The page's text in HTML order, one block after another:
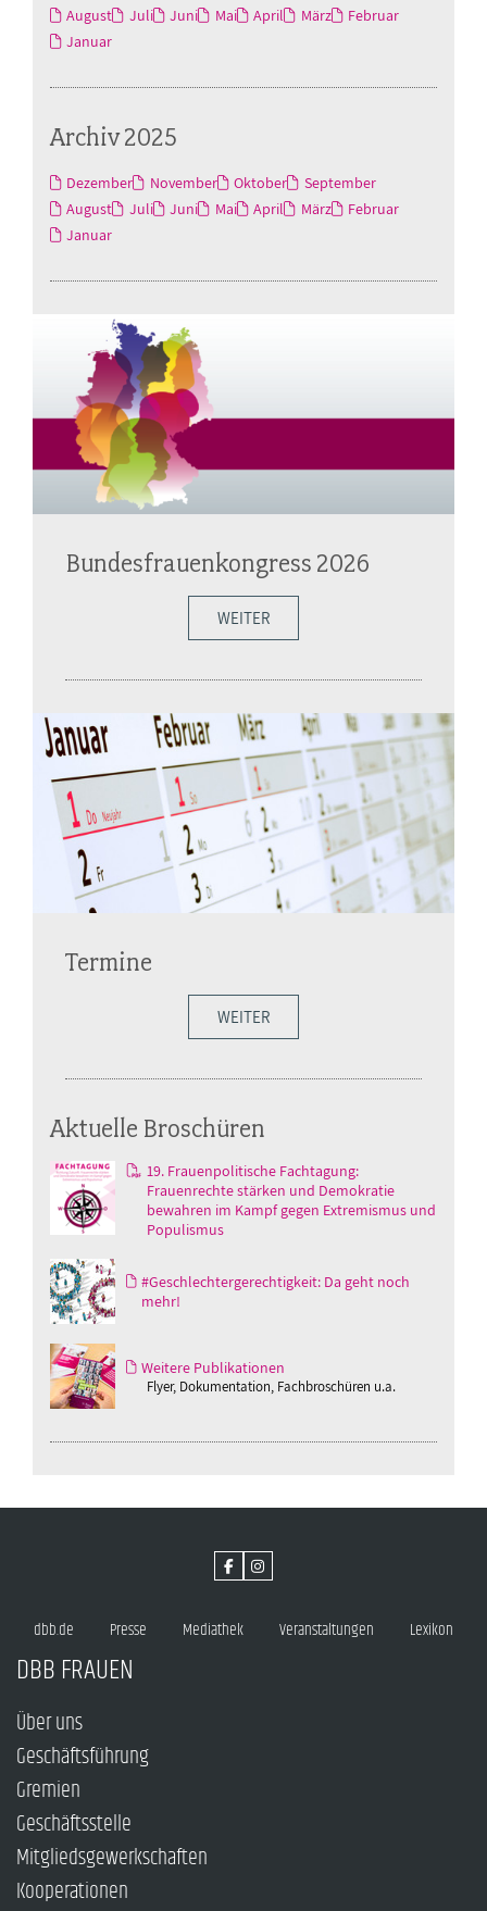
August Juli Juni Mai April März
Februar
Januar
Archiv 2025
Dezember November Oktober
September
August
Juli Juni Mai April März
Februar
Januar
Bundesfrauenkongress 2026
WEITER
Termine
WEITER
Aktuelle Broschüren
19. Frauenpolitische Fachtagung:
Frauenrechte stärken und Demokratie
bewahren im Kampf gegen Extremismus und
Populismus
#Geschlechtergerechtigkeit: Da geht noch
mehr!
Weitere Publikationen
Flyer, Dokumentation, Fachbroschüren u.a.
dbb.de Presse Mediathek Veranstaltungen Lexikon
DBB FRAUEN
Über uns
Geschäftsführung
Gremien
Geschäftsstelle
Mitgliedsgewerkschaften
Kooperationen